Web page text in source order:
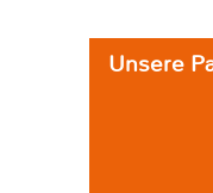
Unsere